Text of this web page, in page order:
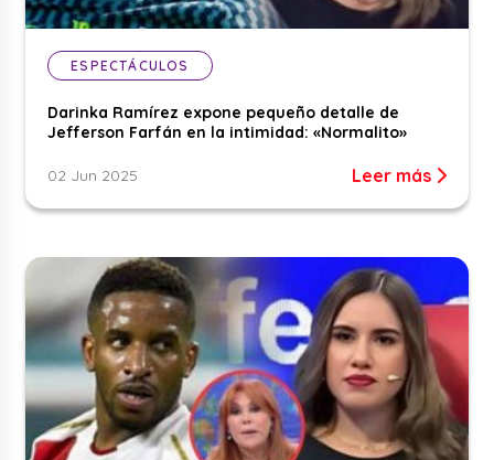
ESPECTÁCULOS
Darinka Ramírez expone pequeño detalle de
Jefferson Farfán en la intimidad: «Normalito»
02 Jun 2025 Leer más